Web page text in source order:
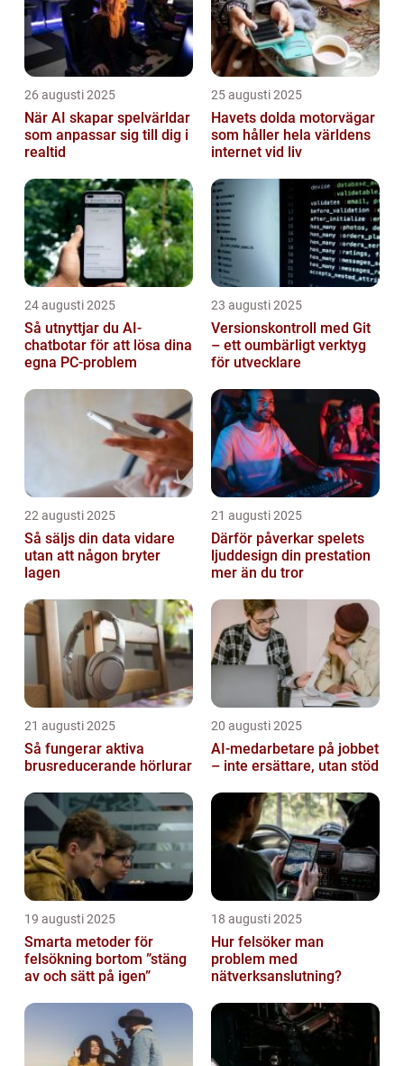
26 augusti 2025
När AI skapar spelvärldar
som anpassar sig till dig i
realtid
25 augusti 2025
Havets dolda motorvägar
som håller hela världens
internet vid liv
24 augusti 2025
Så utnyttjar du AI-
chatbotar för att lösa dina
egna PC-problem
23 augusti 2025
Versionskontroll med Git
– ett oumbärligt verktyg
för utvecklare
22 augusti 2025
Så säljs din data vidare
utan att någon bryter
lagen
21 augusti 2025
Därför påverkar spelets
ljuddesign din prestation
mer än du tror
21 augusti 2025
Så fungerar aktiva
brusreducerande hörlurar
20 augusti 2025
AI‑medarbetare på jobbet
– inte ersättare, utan stöd
19 augusti 2025
Smarta metoder för
felsökning bortom ”stäng
av och sätt på igen”
18 augusti 2025
Hur felsöker man
problem med
nätverksanslutning?